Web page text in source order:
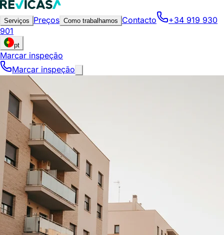
Serviços Preços Como trabalhamos Contacto
+34 919 930
901
pt
Marcar inspeção
Marcar inspeção